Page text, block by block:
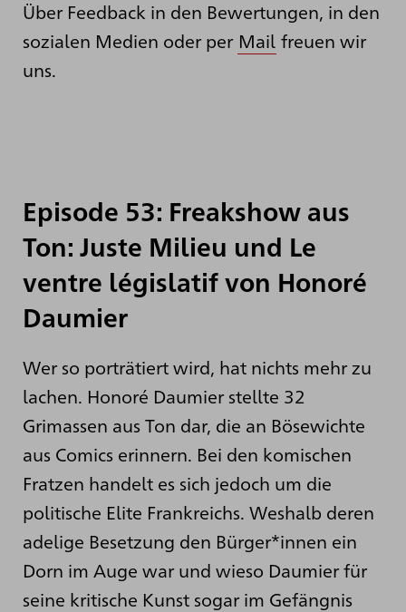
Über Feedback in den Bewertungen, in den
sozialen Medien oder per Mail freuen wir
uns.
Episode 53: Freakshow aus
Ton: Juste Milieu und Le
ventre législatif von Honoré
Daumier
Wer so porträtiert wird, hat nichts mehr zu
lachen. Honoré Daumier stellte 32
Grimassen aus Ton dar, die an Bösewichte
aus Comics erinnern. Bei den komischen
Fratzen handelt es sich jedoch um die
politische Elite Frankreichs. Weshalb deren
adelige Besetzung den Bürger*innen ein
Dorn im Auge war und wieso Daumier für
seine kritische Kunst sogar im Gefängnis